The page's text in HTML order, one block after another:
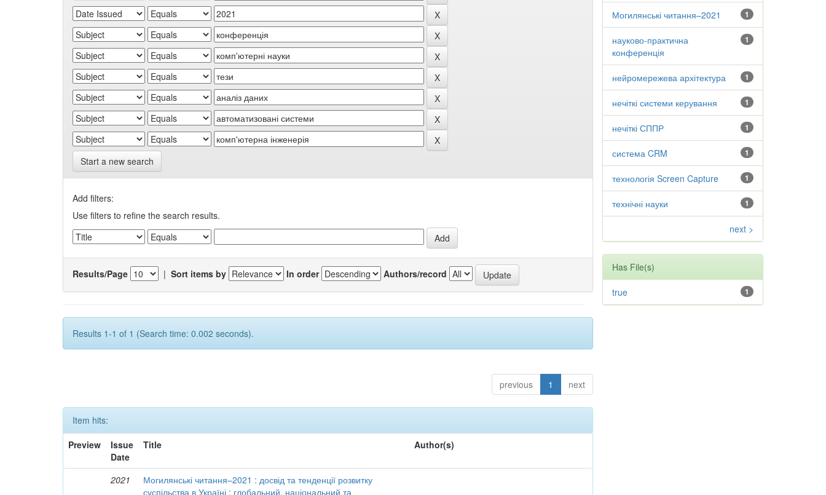
Start a new search
Add filters:
Use filters to refine the search results.
Results/Page | Sort items by In order Authors/record
Results 1-1 of 1 (Search time: 0.002 seconds).
previous 1 next
Item hits:
Preview
Issue
Date
Title Author(s)
2021
Могилянські читання–2021 : досвід та тенденції розвитку
суспільства в Україні : глобальний, національний та
1
Могилянські читання–2021
1
науково-практична
конференція
1
нейромережева архітектура
1
нечіткі системи керування
1
нечіткі СППР
1
система CRM
1
технологія Screen Capture
1
технічні науки
next >
Has File(s)
1
true